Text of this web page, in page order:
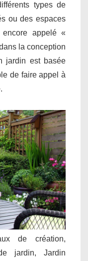
types de
ou des espaces
encore appelé «
la conception
jardin est basée
de faire appel à
de création,
jardin, Jardin